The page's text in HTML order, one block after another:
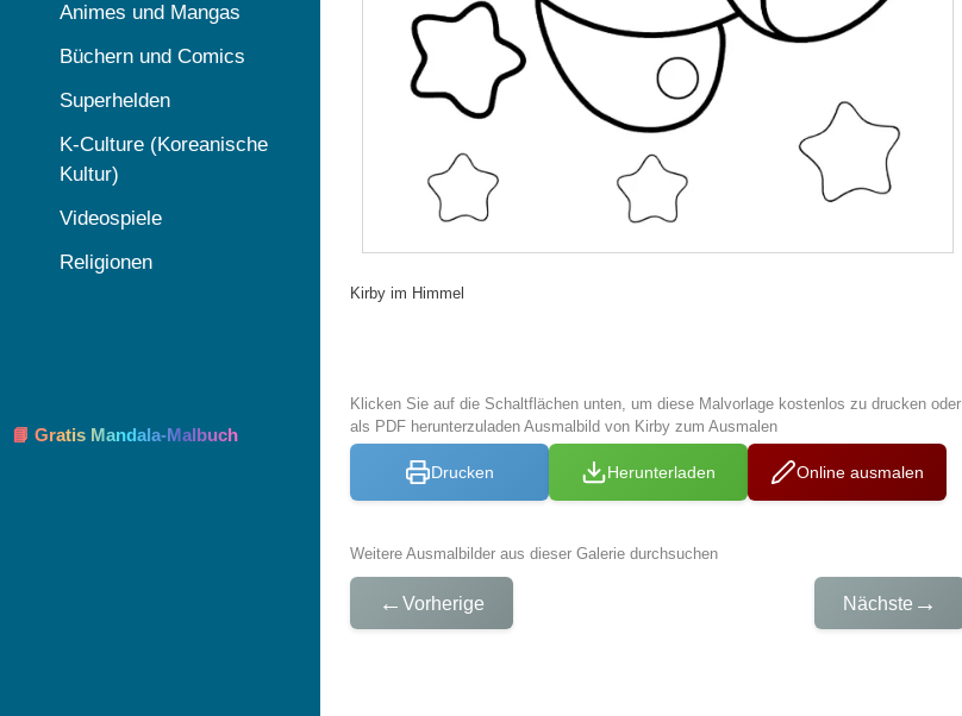
Kirby im Himmel
Klicken Sie auf die Schaltflächen unten, um diese Malvorlage kostenlos zu drucken oder
als PDF herunterzuladen Ausmalbild von Kirby zum Ausmalen
Drucken Herunterladen Online ausmalen
Weitere Ausmalbilder aus dieser Galerie durchsuchen
← Vorherige Nächste →
Animes und Mangas
Büchern und Comics
Superhelden
K-Culture (Koreanische
Kultur)
Videospiele
Religionen
📘 Gratis Mandala-Malbuch